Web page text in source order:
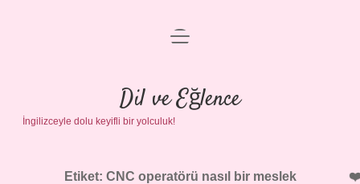
Anasayfa
Gizlilik Politikası
Yasal Uyarı
menüyü
Dil ve Eğlence
İngilizceyle dolu keyifli bir yolculuk!
Etiket: CNC operatörü nasıl bir meslek